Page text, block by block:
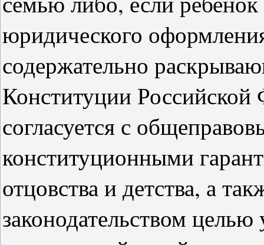
юридического
содержательно
Конституции
согласуется с
конституционными
отцовства и детства, а
законодательством